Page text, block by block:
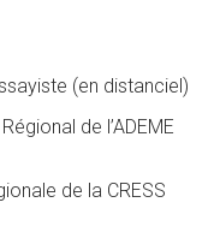
(en distanciel)
de l’ADEME
de la CRESS